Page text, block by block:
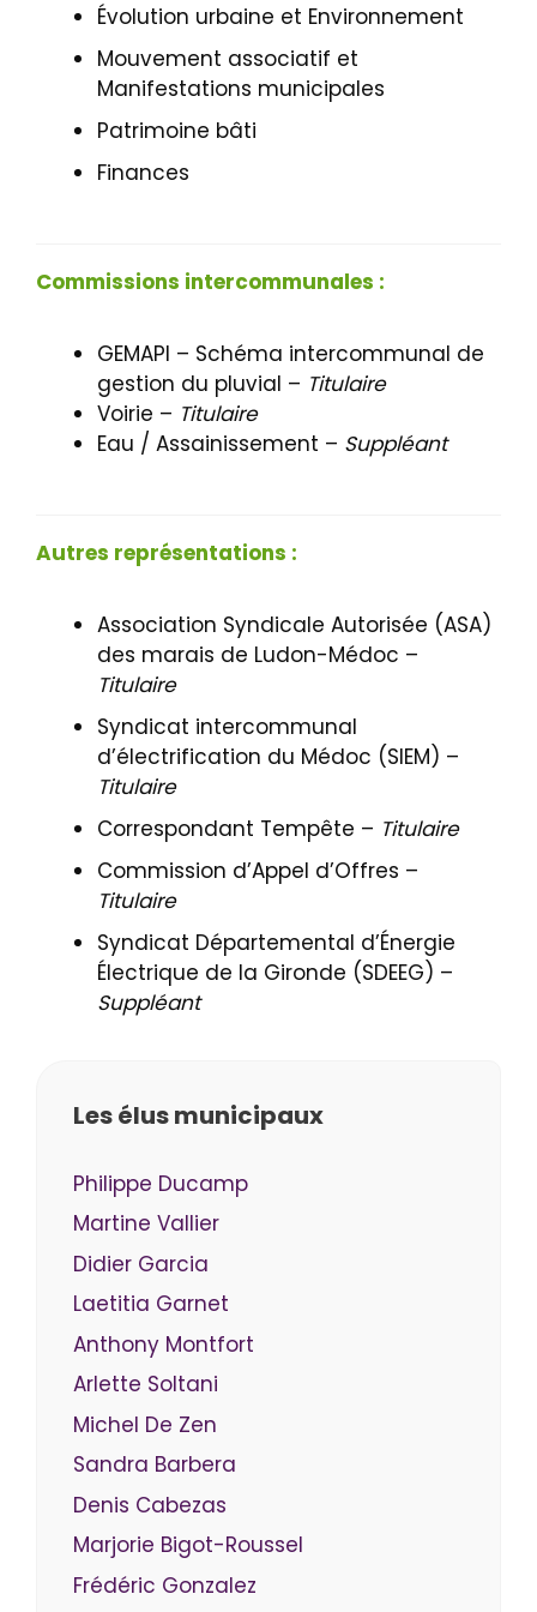
Évolution urbaine et Environnement
Mouvement associatif et
Manifestations municipales
Patrimoine bâti
Finances
Commissions intercommunales :
GEMAPI – Schéma intercommunal de
gestion du pluvial – Titulaire
Voirie – Titulaire
Eau / Assainissement – Suppléant
Autres représentations :
Association Syndicale Autorisée (ASA)
des marais de Ludon-Médoc –
Titulaire
Syndicat intercommunal
d’électrification du Médoc (SIEM) –
Titulaire
Correspondant Tempête – Titulaire
Commission d’Appel d’Offres –
Titulaire
Syndicat Départemental d’Énergie
Électrique de la Gironde (SDEEG) –
Suppléant
Les élus municipaux
Philippe Ducamp
Martine Vallier
Didier Garcia
Laetitia Garnet
Anthony Montfort
Arlette Soltani
Michel De Zen
Sandra Barbera
Denis Cabezas
Marjorie Bigot-Roussel
Frédéric Gonzalez